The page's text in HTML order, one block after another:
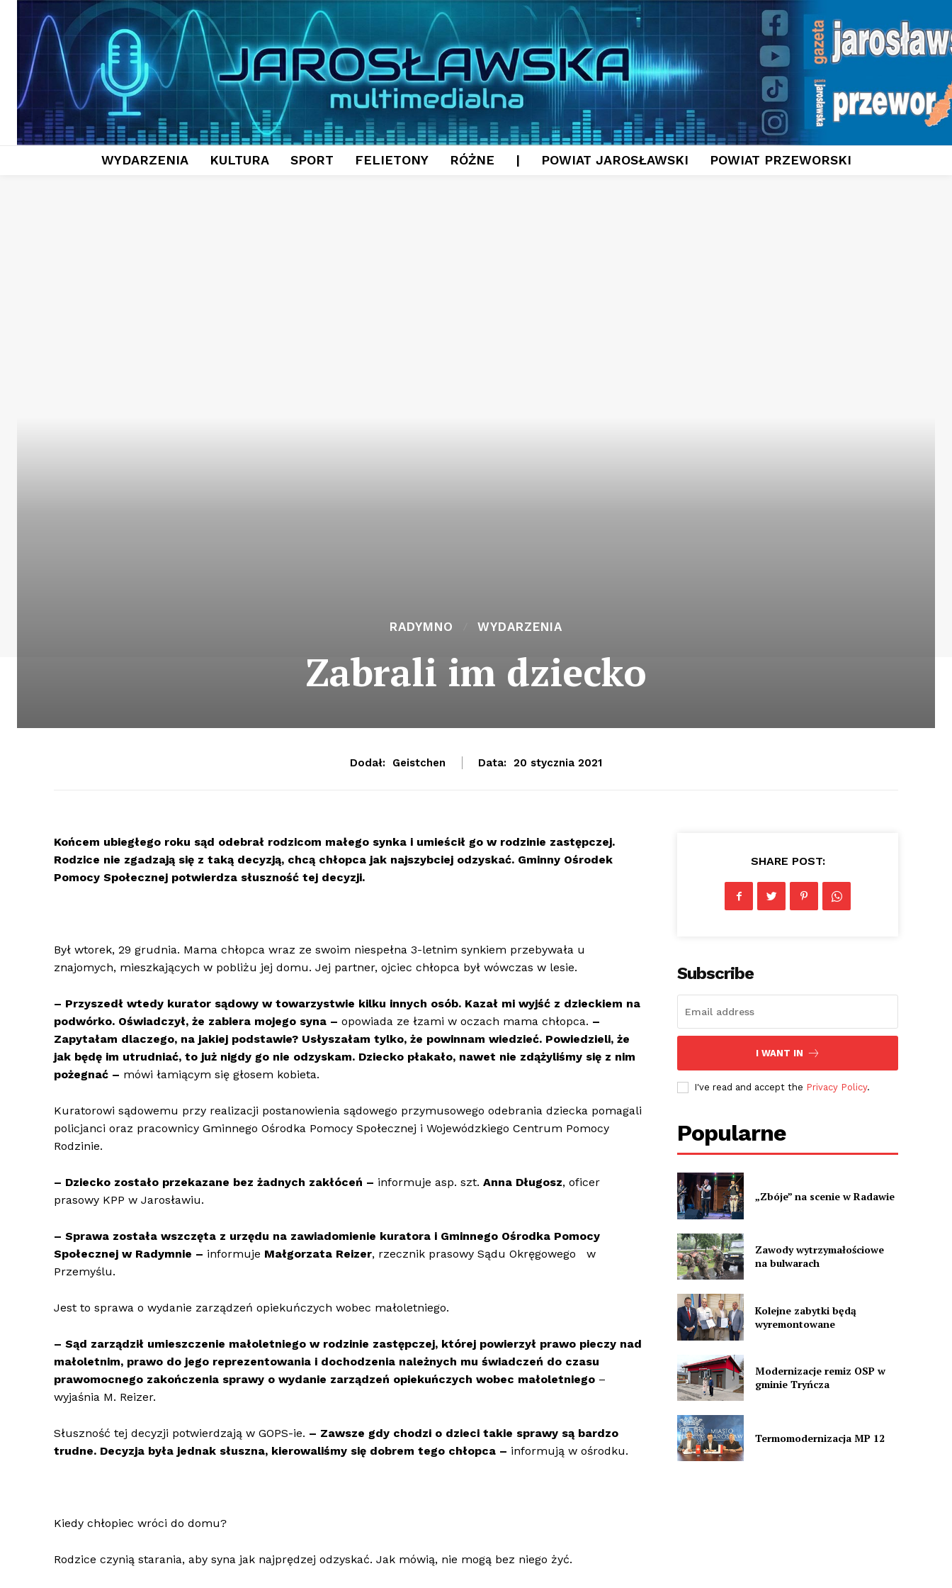
WYDARZENIA KULTURA SPORT FELIETONY RÓŻNE | POWIAT JAROSŁAWSKI POWIAT PRZEWORSKI
RADYMNO WYDARZENIA
Zabrali im dziecko
Dodał: Geistchen Data: 20 stycznia 2021
Końcem ubiegłego roku sąd odebrał rodzicom małego synka i umieścił go w rodzinie zastępczej.
Rodzice nie zgadzają się z taką decyzją, chcą chłopca jak najszybciej odzyskać. Gminny Ośrodek
Pomocy Społecznej potwierdza słuszność tej decyzji.
Był wtorek, 29 grudnia. Mama chłopca wraz ze swoim niespełna 3-letnim synkiem przebywała u
znajomych, mieszkających w pobliżu jej domu. Jej partner, ojciec chłopca był wówczas w lesie.
– Przyszedł wtedy kurator sądowy w towarzystwie kilku innych osób. Kazał mi wyjść z dzieckiem na
podwórko. Oświadczył, że zabiera mojego syna – opowiada ze łzami w oczach mama chłopca. –
Zapytałam dlaczego, na jakiej podstawie? Usłyszałam tylko, że powinnam wiedzieć. Powiedzieli, że
jak będę im utrudniać, to już nigdy go nie odzyskam. Dziecko płakało, nawet nie zdążyliśmy się z nim
pożegnać – mówi łamiącym się głosem kobieta.
Kuratorowi sądowemu przy realizacji postanowienia sądowego przymusowego odebrania dziecka pomagali
policjanci oraz pracownicy Gminnego Ośrodka Pomocy Społecznej i Wojewódzkiego Centrum Pomocy
Rodzinie.
– Dziecko zostało przekazane bez żadnych zakłóceń – informuje asp. szt. Anna Długosz, oficer
prasowy KPP w Jarosławiu.
– Sprawa została wszczęta z urzędu na zawiadomienie kuratora i Gminnego Ośrodka Pomocy
Społecznej w Radymnie – informuje Małgorzata Reizer, rzecznik prasowy Sądu Okręgowego w
Przemyślu.
Jest to sprawa o wydanie zarządzeń opiekuńczych wobec małoletniego.
– Sąd zarządził umieszczenie małoletniego w rodzinie zastępczej, której powierzył prawo pieczy nad
małoletnim, prawo do jego reprezentowania i dochodzenia należnych mu świadczeń do czasu
prawomocnego zakończenia sprawy o wydanie zarządzeń opiekuńczych wobec małoletniego –
wyjaśnia M. Reizer.
Słuszność tej decyzji potwierdzają w GOPS-ie. – Zawsze gdy chodzi o dzieci takie sprawy są bardzo
trudne. Decyzja była jednak słuszna, kierowaliśmy się dobrem tego chłopca – informują w ośrodku.
Kiedy chłopiec wróci do domu?
Rodzice czynią starania, aby syna jak najprędzej odzyskać. Jak mówią, nie mogą bez niego żyć.
SHARE POST:
Subscribe
I WANT IN
I've read and accept the Privacy Policy.
Popularne
„Zbóje” na scenie w Radawie
Zawody wytrzymałościowe
na bulwarach
Kolejne zabytki będą
wyremontowane
Modernizacje remiz OSP w
gminie Tryńcza
Termomodernizacja MP 12